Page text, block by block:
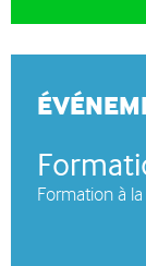
Formation à